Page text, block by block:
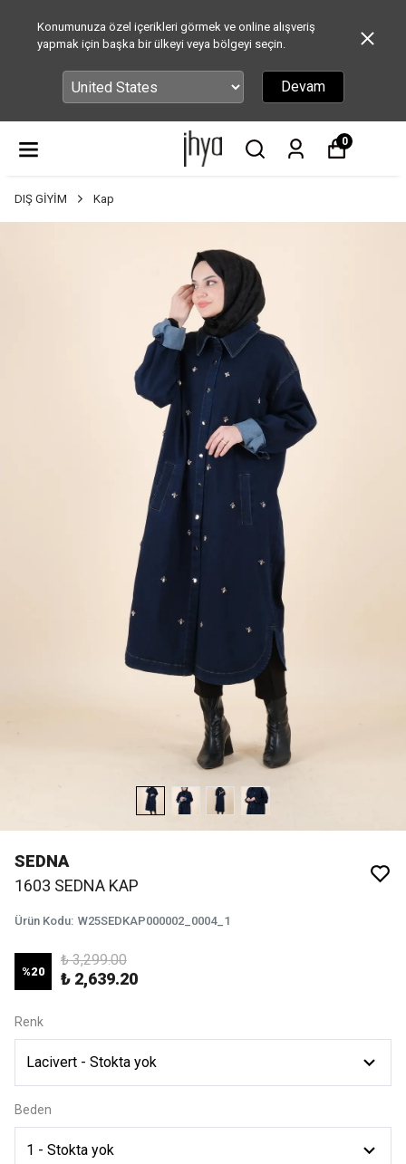
Konumunuza özel içerikleri görmek ve online alışveriş
yapmak için başka bir ülkeyi veya bölgeyi seçin.
Devam
0
DIŞ GİYİM Kap
SEDNA
1603 SEDNA KAP
Ürün Kodu: W25SEDKAP000002_0004_1
%20
₺ 3,299.00
₺ 2,639.20
Renk
Beden